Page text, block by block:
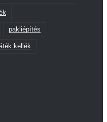
pakliépítés
kellék